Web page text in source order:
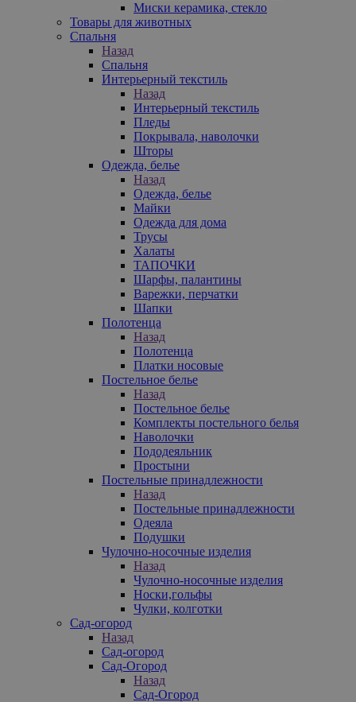
Миски керамика, стекло
Товары для животных
Спальня
Назад
Спальня
Интерьерный текстиль
Назад
Интерьерный текстиль
Пледы
Покрывала, наволочки
Шторы
Одежда, белье
Назад
Одежда, белье
Майки
Одежда для дома
Трусы
Халаты
ТАПОЧКИ
Шарфы, палантины
Варежки, перчатки
Шапки
Полотенца
Назад
Полотенца
Платки носовые
Постельное белье
Назад
Постельное белье
Комплекты постельного белья
Наволочки
Пододеяльник
Простыни
Постельные принадлежности
Назад
Постельные принадлежности
Одеяла
Подушки
Чулочно-носочные изделия
Назад
Чулочно-носочные изделия
Носки,гольфы
Чулки, колготки
Сад-огород
Назад
Сад-огород
Сад-Огород
Назад
Сад-Огород